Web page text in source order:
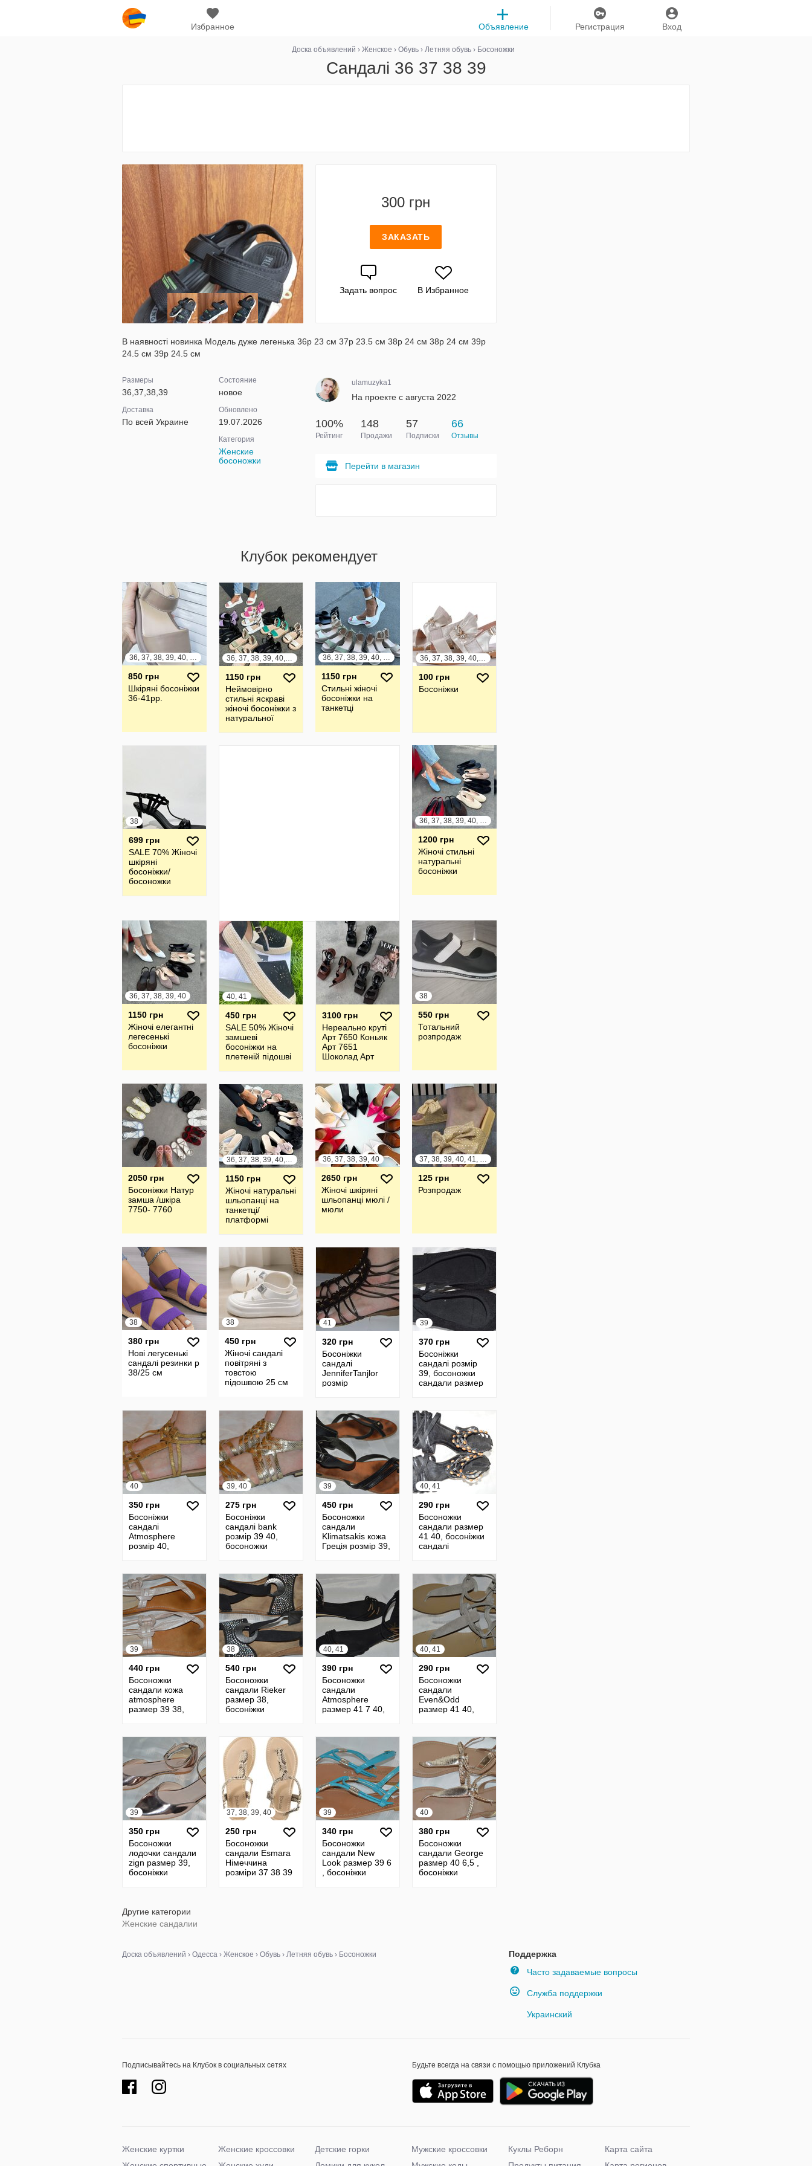
Избранное Вход
Регистрация
Объявление
Доска объявлений › Женское › Обувь› Летняя обувь› Босоножки
Сандалі 36 37 38 39
300 грн
ЗАКАЗАТЬ
Задать вопрос В Избранное
В наявності новинка Модель дуже легенька 36р 23 см 37р 23.5 см 38р 24 см 38р 24 см 39р
24.5 см 39р 24.5 см
Размеры
36,37,38,39
Доставка
По всей Украине
Состояние
новое
Обновлено
19.07.2026
Категория
Женские
босоножки
ulamuzyka1
На проекте с августа 2022
100%
Рейтинг
148
Продажи
57
Подписки
66
Отзывы
Перейти в магазин
Клубок рекомендует
36, 37, 38, 39, 40, 41
850 грн
Шкіряні босоніжки
36-41рр.
36, 37, 38, 39, 40, 41
1150 грн
Неймовірно
стильні яскраві
жіночі босоніжки з
натуральної
36, 37, 38, 39, 40, 41
1150 грн
Стильні жіночі
босоніжки на
танкетці
36, 37, 38, 39, 40, 41
100 грн
Босоніжки
38
699 грн
SALE 70% Жіночі
шкіряні
босоніжки/
босоножки
36, 37, 38, 39, 40, 41
1200 грн
Жіночі стильні
натуральні
босоніжки
36, 37, 38, 39, 40
1150 грн
Жіночі елегантні
легесенькі
босоніжки
40, 41
450 грн
SALE 50% Жіночі
замшеві
босоніжки на
плетеній підошві
3100 грн
Нереально круті
Арт 7650 Коньяк
Арт 7651
Шоколад Арт
LIRIO
38
550 грн
Тотальний
розпродаж
2050 грн
Босоніжки Натур
замша /шкіра
7750- 7760
36, 37, 38, 39, 40, 41
1150 грн
Жіночі натуральні
шльопанці на
танкетці/
платформі
36, 37, 38, 39, 40
2650 грн
Жіночі шкіряні
шльопанці мюлі /
мюли
37, 38, 39, 40, 41, 42
125 грн
Розпродаж
38
380 грн
Нові легусенькі
сандалі резинки р
38/25 см
38
450 грн
Жіночі сандалі
повітряні з
товстою
підошвою 25 см
41
320 грн
Босоніжки
сандалі
JenniferTanjlor
розмір
размер41
39
370 грн
Босоніжки
сандалі розмір
39, босоножки
сандали размер
40
350 грн
Босоніжки
сандалі
Atmosphere
розмір 40,
40
39, 40
275 грн
Босоніжки
сандалі bank
розмір 39 40,
босоножки
39
450 грн
Босоножки
сандали
Klimatsakis кожа
Греція розмір 39,
40, 41
290 грн
Босоножки
сандали размер
41 40, босоніжки
сандалі
39
440 грн
Босоножки
сандали кожа
atmosphere
размер 39 38,
38
540 грн
Босоножки
сандали Rieker
размер 38,
босоніжки
40, 41
390 грн
Босоножки
сандали
Atmosphere
размер 41 7 40,
40, 41
290 грн
Босоножки
сандали
Even&Odd
размер 41 40,
39
350 грн
Босоножки
лодочки сандали
zign размер 39,
босоніжки
37, 38, 39, 40
250 грн
Босоножки
сандали Esmara
Німеччина
розміри 37 38 39
39
340 грн
Босоножки
сандали New
Look размер 39 6
, босоніжки
40
380 грн
Босоножки
сандали George
размер 40 6,5 ,
босоніжки
Другие категории
Женские сандалии
Поддержка
Часто задаваемые вопросы
Служба поддержки
Украинский
Доска объявлений › Одесса › Женское › Обувь › Летняя обувь › Босоножки
Подписывайтесь на Клубок в социальных сетях Будьте всегда на связи с помощью приложений Клубка
Женские куртки
Женские кроссовки
Детские горки
Мужские кроссовки
Куклы Реборн
Карта сайта